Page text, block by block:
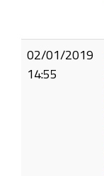
02/01/2019
14:55